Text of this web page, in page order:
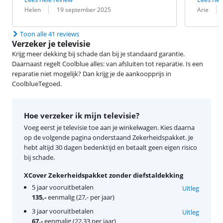
Beoordeling door:
Helen
Datum: 19 september 2025 Arie
Datum:
Toon alle 41 reviews
Verzeker je televisie
Krijg meer dekking bij schade dan bij je standaard garantie.
Daarnaast regelt Coolblue alles: van afsluiten tot reparatie. Is een
reparatie niet mogelijk? Dan krijg je de aankoopprijs in
CoolblueTegoed.
Hoe verzeker ik mijn televisie?
Voeg eerst je televisie toe aan je winkelwagen. Kies daarna
op de volgende pagina onderstaand Zekerheidspakket. Je
hebt altijd 30 dagen bedenktijd en betaalt geen eigen risico
bij schade.
XCover Zekerheidspakket zonder diefstaldekking
5 jaar vooruitbetalen
135,-eenmalig (27,- per jaar)
Uitleg
3 jaar vooruitbetalen
67,-eenmalig (22,33 per jaar)
Uitleg